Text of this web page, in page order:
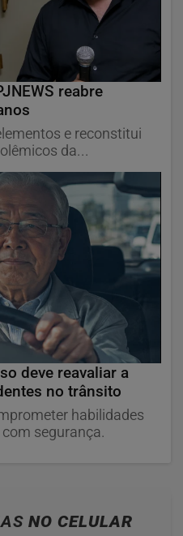
reabre
e reconstitui
da...
deve reavaliar a
no trânsito
habilidades
segurança.
NO CELULAR